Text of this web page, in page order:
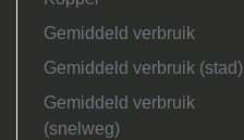
Gemiddeld verbruik
Gemiddeld verbruik (stad)
Gemiddeld verbruik
(snelweg)